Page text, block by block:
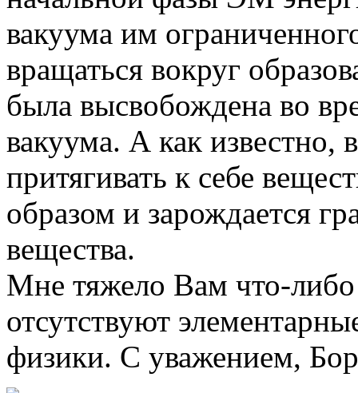
вакуума им
вращаться вокруг
была высвобождена во
вакуума. А как известно,
притягивать к себе
образом и зарождается
вещества.
Мне тяжело Вам что-либо
отсутствуют
физики. С уважением,